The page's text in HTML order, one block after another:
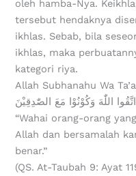
oleh hamba-Nya.
tersebut hendaknya
ikhlas. Sebab, bila
ikhlas, maka
kategori riya.
Allah Subhanahu Wa
اللّٰهَ وَكُوْنُوْا مَعَ الصّٰدِقِيْنَ
“Wahai orang-orang
Allah dan bersamalah
benar.”
(QS. At-Taubah 9: Ayat